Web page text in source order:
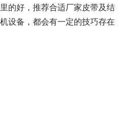
的好，推荐合适厂家皮带及结
设备，都会有一定的技巧存在